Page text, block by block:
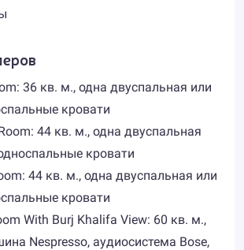
36 кв. м., одна двуспальная или
кровати
44 кв. м., одна двуспальная
кровати
44 кв. м., одна двуспальная или
кровати
With Burj Khalifa View: 60 кв. м.,
Nespresso, аудиосистема Bose,